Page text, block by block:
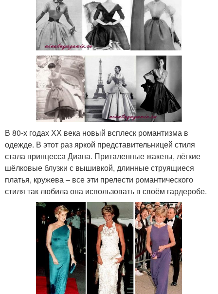
В 80-х годах ХХ века новый всплеск романтизма в
одежде. В этот раз яркой представительницей стиля
стала принцесса Диана. Приталенные жакеты, лёгкие
шёлковые блузки с вышивкой, длинные струящиеся
платья, кружева – все эти прелести романтического
стиля так любила она использовать в своём гардеробе.